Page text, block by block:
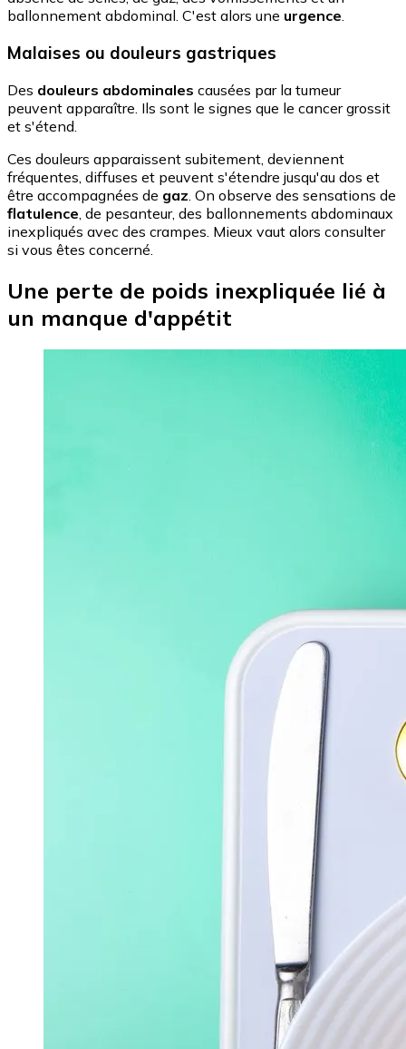
ballonnement abdominal. C'est alors une urgence.
Malaises ou douleurs gastriques
Des douleurs abdominales causées par la tumeur
peuvent apparaître. Ils sont le signes que le cancer grossit
et s'étend.
Ces douleurs apparaissent subitement, deviennent
fréquentes, diffuses et peuvent s'étendre jusqu'au dos et
être accompagnées de gaz . On observe des sensations de
flatulence , de pesanteur, des ballonnements abdominaux
inexpliqués avec des crampes. Mieux vaut alors consulter
si vous êtes concerné.
Une perte de poids inexpliquée lié à
un manque d'appétit